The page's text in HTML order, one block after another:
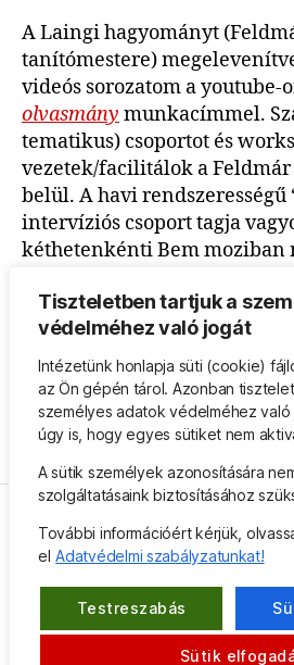
Tiszteletben tartjuk a
védelméhez való jogát
Intézetünk honlapja süti (cookie)
az Ön gépén tárol. Azonban
személyes adatok védelméhez
úgy is, hogy egyes sütiket nem
A sütik személyek azonosítására
szolgáltatásaink biztosításához
További információért kérjük,
el Adatvédelmi szabályzatunkat!
Testreszabás
Sütik
A Laingi hagyományt
tanítómestere)
videós sorozatom a youtube-
olvasmány munkacímmel.
tematikus) csoportot és
vezetek/facilitálok a
belül. A havi rendszerességű
intervíziós csoport tagja
kéthetenkénti Bem moziban
beszélgető partner.
https://
E-mail:
FacebookInstagram
E-
© Feldmár Intézet Közhasznú
2026 | Minden jog fenntartva!